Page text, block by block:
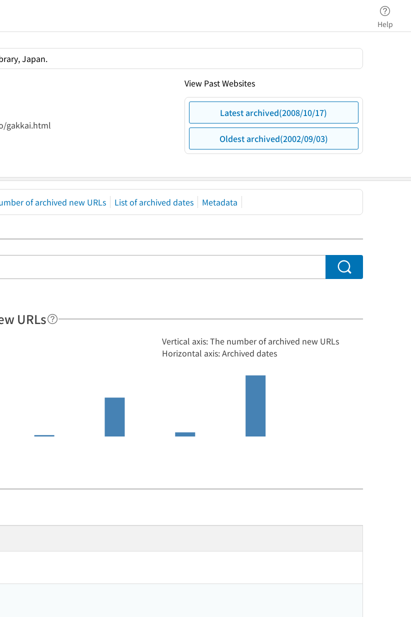
Help
Japan.
gakkai.html
View Past Websites
Latest archived(2008/10/17)
Oldest archived(2002/09/03)
of archived new URLs List of archived dates Metadata
URLs
Vertical axis: The number of archived new URLs
Horizontal axis: Archived dates